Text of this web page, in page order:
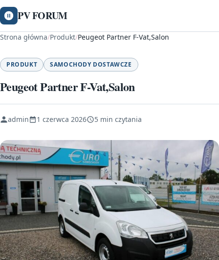
PV FORUM
Strona główna/Produkt/Peugeot Partner F-Vat,Salon
PRODUKT SAMOCHODY DOSTAWCZE
Peugeot Partner F-Vat,Salon
admin 1 czerwca 2026 5 min czytania